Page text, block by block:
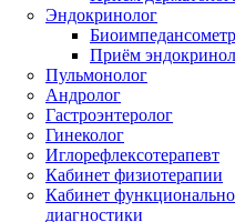
Эндокринолог
Приём
Пульмонолог
Андролог
Гастроэнтеролог
Гинеколог
Иглорефлексотерапевт
Кабинет физиотерапии
Кабинет
диагностики